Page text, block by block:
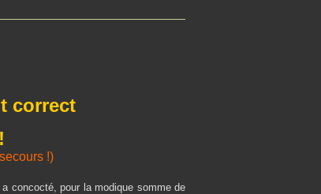
correct
!)
a concocté, pour la modique somme de